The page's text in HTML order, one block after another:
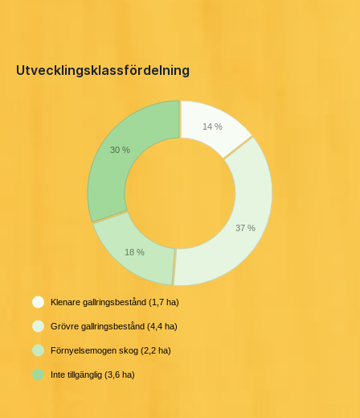
Utvecklingsklassfördelning
14 %
37 %
18 %
30 %
Klenare gallringsbestånd (1,7 ha)
Grövre gallringsbestånd (4,4 ha)
Förnyelsemogen skog (2,2 ha)
Inte tillgänglig (3,6 ha)